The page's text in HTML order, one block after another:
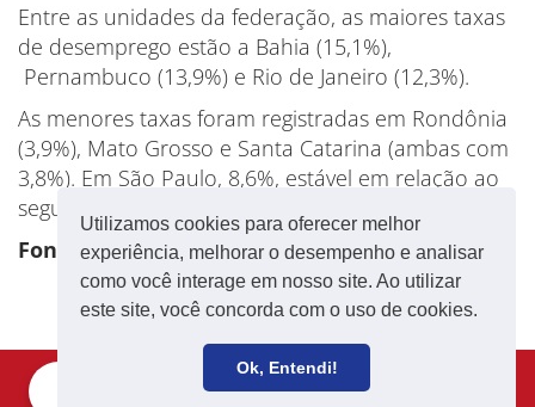
Utilizamos cookies para oferecer melhor
experiência, melhorar o desempenho e analisar
como você interage em nosso site. Ao utilizar
este site, você concorda com o uso de cookies.
Ok, Entendi!
Entre as unidades da federação, as maiores taxas
de desemprego estão a Bahia (15,1%),
Pernambuco (13,9%) e Rio de Janeiro (12,3%).
As menores taxas foram registradas em Rondônia
(3,9%), Mato Grosso e Santa Catarina (ambas com
3,8%). Em São Paulo, 8,6%, estável em relação ao
segundo semestre, como a maioria das UFs.
Fonte: CUT
Receba notícias